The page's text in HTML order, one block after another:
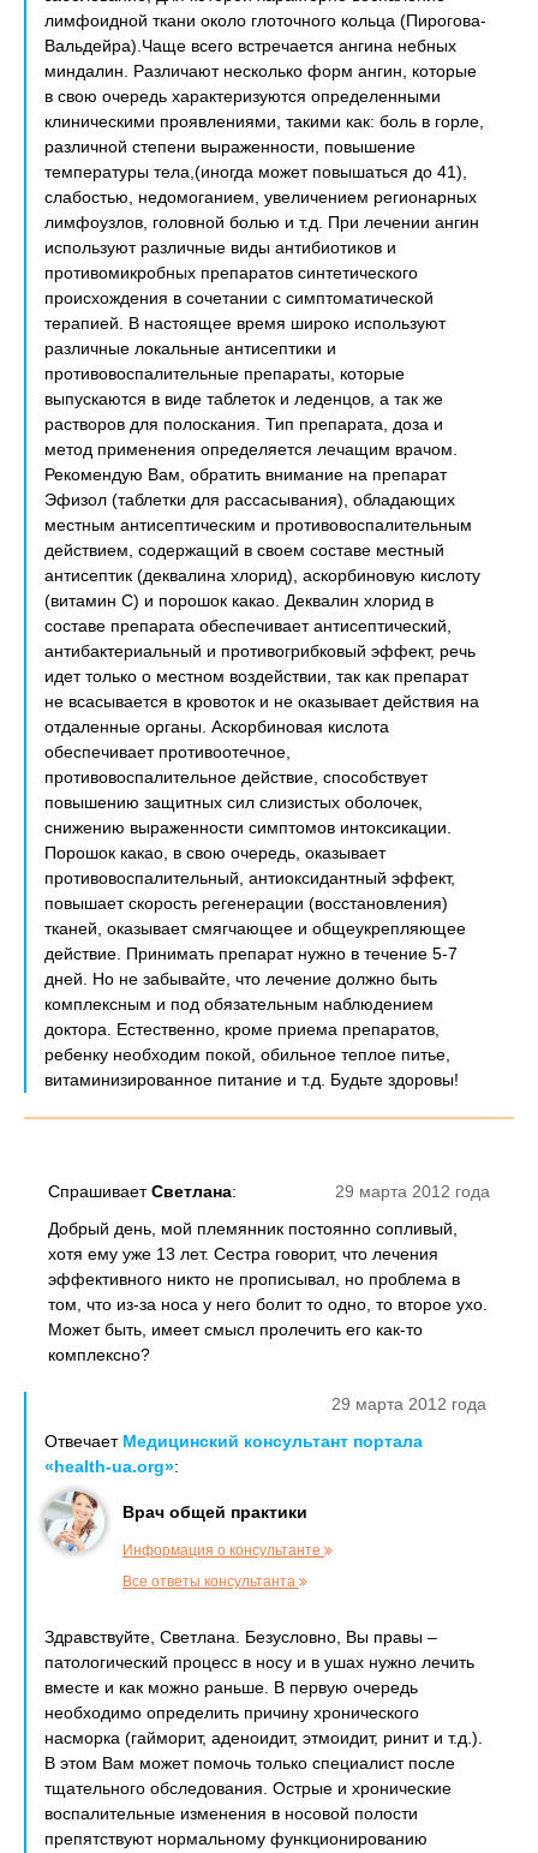
лимфоидной ткани около глоточного кольца (Пирогова-
Вальдейра).Чаще всего встречается ангина небных
миндалин. Различают несколько форм ангин, которые
в свою очередь характеризуются определенными
клиническими проявлениями, такими как: боль в горле,
различной степени выраженности, повышение
температуры тела,(иногда может повышаться до 41),
слабостью, недомоганием, увеличением регионарных
лимфоузлов, головной болью и т.д. При лечении ангин
используют различные виды антибиотиков и
противомикробных препаратов синтетического
происхождения в сочетании с симптоматической
терапией. В настоящее время широко используют
различные локальные антисептики и
противовоспалительные препараты, которые
выпускаются в виде таблеток и леденцов, а так же
растворов для полоскания. Тип препарата, доза и
метод применения определяется лечащим врачом.
Рекомендую Вам, обратить внимание на препарат
Эфизол (таблетки для рассасывания), обладающих
местным антисептическим и противовоспалительным
действием, содержащий в своем составе местный
антисептик (деквалина хлорид), аскорбиновую кислоту
(витамин С) и порошок какао. Деквалин хлорид в
составе препарата обеспечивает антисептический,
антибактериальный и противогрибковый эффект, речь
идет только о местном воздействии, так как препарат
не всасывается в кровоток и не оказывает действия на
отдаленные органы. Аскорбиновая кислота
обеспечивает противоотечное,
противовоспалительное действие, способствует
повышению защитных сил слизистых оболочек,
снижению выраженности симптомов интоксикации.
Порошок какао, в свою очередь, оказывает
противовоспалительный, антиоксидантный эффект,
повышает скорость регенерации (восстановления)
тканей, оказывает смягчающее и общеукрепляющее
действие. Принимать препарат нужно в течение 5-7
дней. Но не забывайте, что лечение должно быть
комплексным и под обязательным наблюдением
доктора. Естественно, кроме приема препаратов,
ребенку необходим покой, обильное теплое питье,
витаминизированное питание и т.д. Будьте здоровы!
29 марта 2012 года
СпрашиваетСветлана:
Добрый день, мой племянник постоянно сопливый,
хотя ему уже 13 лет. Сестра говорит, что лечения
эффективного никто не прописывал, но проблема в
том, что из-за носа у него болит то одно, то второе ухо.
Может быть, имеет смысл пролечить его как-то
комплексно?
29 марта 2012 года
Отвечает Медицинский консультант портала
«health-ua.org»:
Врач общей практики
Информация о консультанте
Все ответы консультанта
Здравствуйте, Светлана. Безусловно, Вы правы –
патологический процесс в носу и в ушах нужно лечить
вместе и как можно раньше. В первую очередь
необходимо определить причину хронического
насморка (гайморит, аденоидит, этмоидит, ринит и т.д.).
В этом Вам может помочь только специалист после
тщательного обследования. Острые и хронические
воспалительные изменения в носовой полости
препятствуют нормальному функционированию